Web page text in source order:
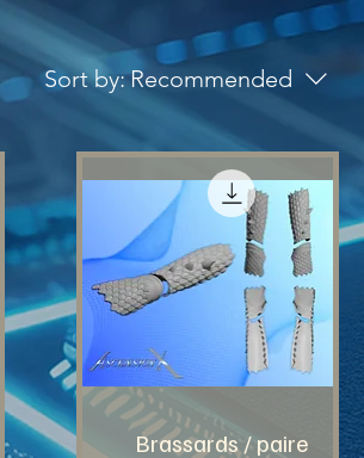
Sort by:Recommended
Brassards / paire